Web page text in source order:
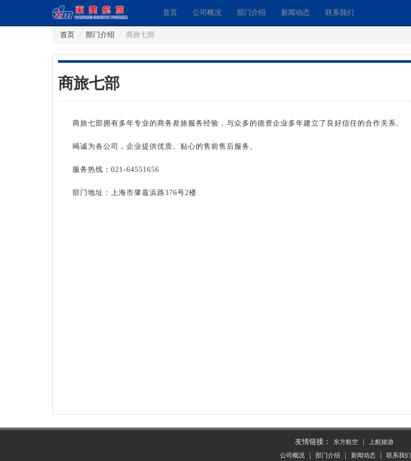
首页 公司概况 部门介绍 新闻动态 联系我们
首页 部门介绍 商旅七部
商旅七部
商旅七部拥有多年专业的商务差旅服务经验，与众多的德资企业多年建立了良好信任的合作关系。
竭诚为各公司，企业提供优质、贴心的售前售后服务。
服务热线：021-64551656
部门地址：上海市肇嘉浜路376号2楼
友情链接： 东方航空
上航旅游
公司概况
部门介绍 新闻动态 联系我们